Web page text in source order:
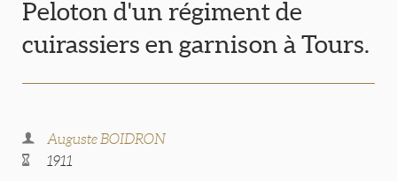
Peloton d'un régiment de
cuirassiers en garnison à Tours.
Auguste BOIDRON
1911